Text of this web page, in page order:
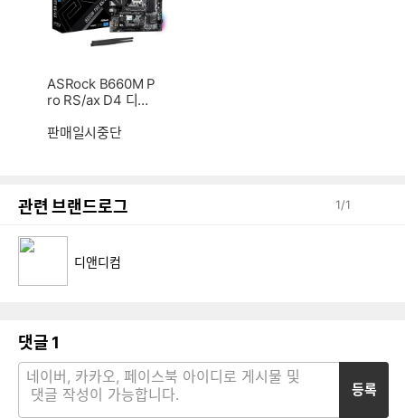
ASRock B660M P
ro RS/ax D4 디앤
판매일시중단
관련 브랜드로그 1/1
디앤디컴
댓글 1
등록